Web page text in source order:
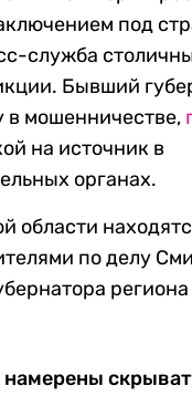
под
служба
Бывший
в мошенничестве,
на источник в
органах.
области
по делу
намерены